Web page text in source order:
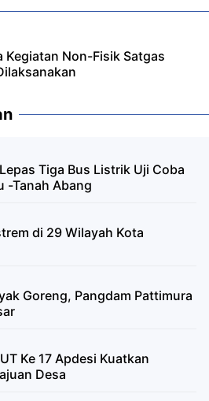
Kegiatan Non-Fisik Satgas
Tiga Bus Listrik Uji Coba
-Tanah Abang
di 29 Wilayah Kota
Goreng, Pangdam Pattimura
Ke 17 Apdesi Kuatkan
Desa